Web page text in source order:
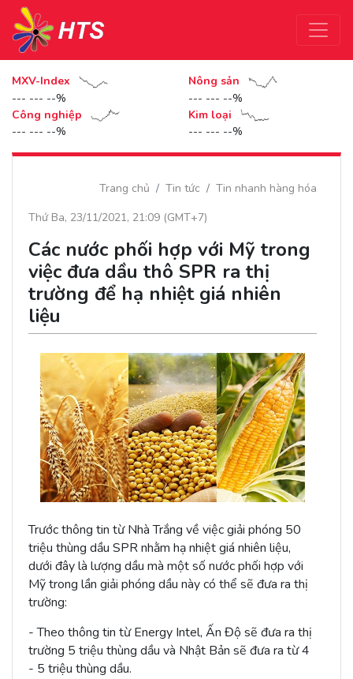
MXV-Index
--- --- --%
Nông sản
--- --- --%
Công nghiệp
--- --- --%
Kim loại
--- --- --%
Trang chủ Tin tức
Tin nhanh hàng hóa
Thứ Ba, 23/11/2021, 21:09 (GMT+7)
Các nước phối hợp với Mỹ trong
việc đưa dầu thô SPR ra thị
trường để hạ nhiệt giá nhiên
liệu
Trước thông tin từ Nhà Trắng về việc giải phóng 50
triệu thùng dầu SPR nhằm hạ nhiệt giá nhiên liệu,
dưới đây là lượng dầu mà một số nước phối hợp với
Mỹ trong lần giải phóng dầu này có thể sẽ đưa ra thị
trường:
- Theo thông tin từ Energy Intel, Ấn Độ sẽ đưa ra thị
trường 5 triệu thùng dầu và Nhật Bản sẽ đưa ra từ 4
- 5 triệu thùng dầu.